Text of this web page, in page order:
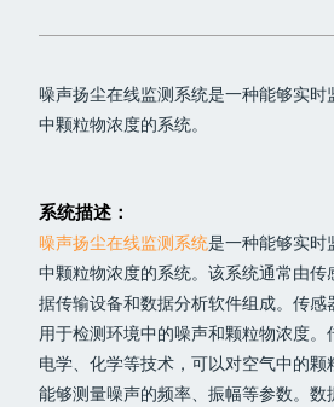
噪声扬尘在线监测系统是一种能够实
中颗粒物浓度的系统。
系统描述：
噪声扬尘在线监测系统是一种能够实时
中颗粒物浓度的系统。该系统通常由传
据传输设备和数据分析软件组成。传感
用于检测环境中的噪声和颗粒物浓度。
电学、化学等技术，可以对空气中的
能够测量噪声的频率、振幅等参数。